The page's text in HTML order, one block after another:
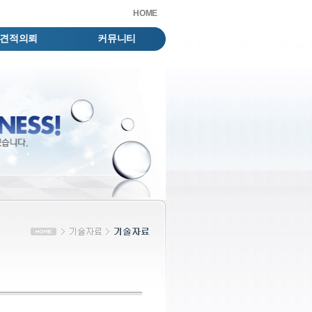
HOME
견적의뢰 커뮤니티